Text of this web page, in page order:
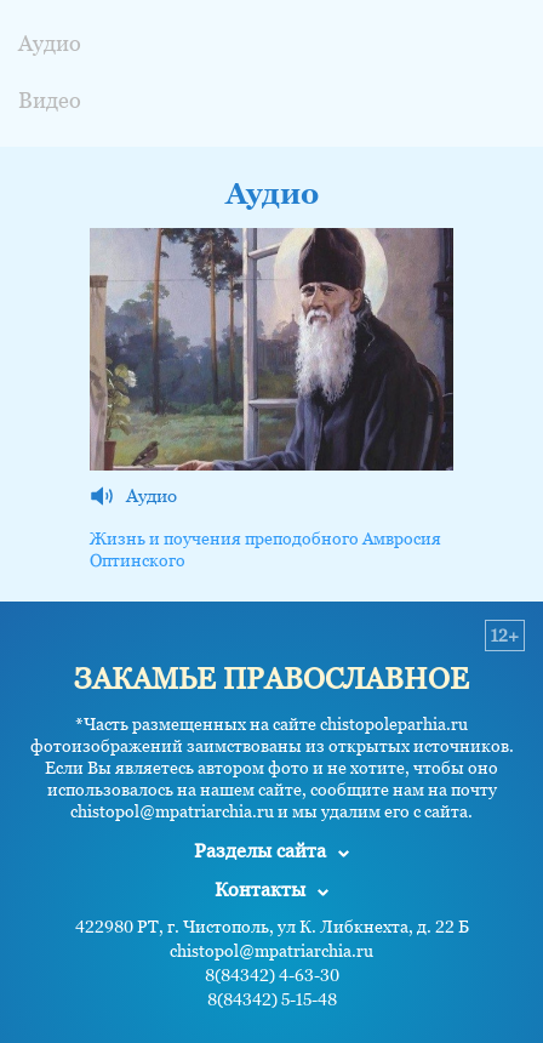
Аудио
Видео
Аудио
Аудио
Жизнь и поучения преподобного Амвросия
Оптинского
ЗАКАМЬЕ ПРАВОСЛАВНОЕ
*Часть размещенных на сайте chistopoleparhia.ru
фотоизображений заимствованы из открытых источников.
Если Вы являетесь автором фото и не хотите, чтобы оно
использовалось на нашем сайте, сообщите нам на почту
chistopol@mpatriarchia.ru и мы удалим его с сайта.
12+
Разделы сайта
Контакты
422980 РТ, г. Чистополь, ул К. Либкнехта, д. 22 Б
chistopol@mpatriarchia.ru
8(84342) 4-63-30
8(84342) 5-15-48